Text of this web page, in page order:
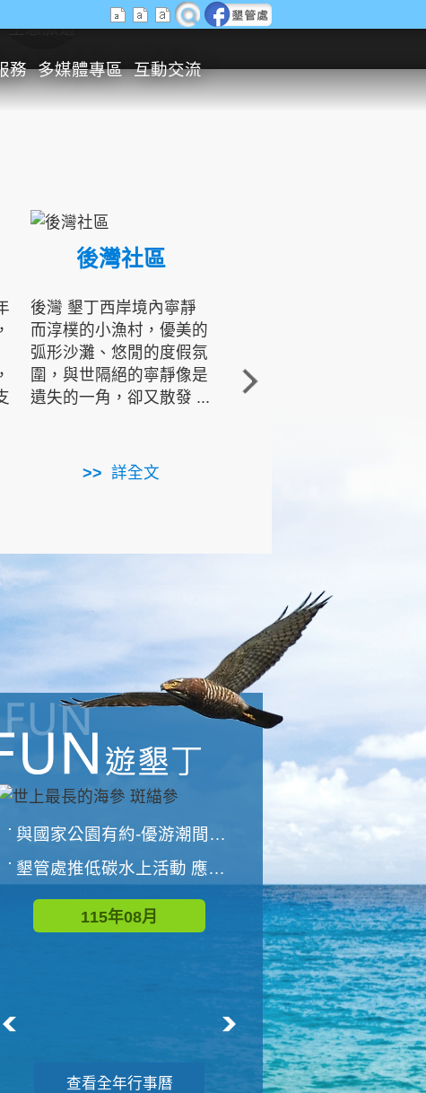
務 多媒體專區 互動交流
生態旅遊
後灣社區
後灣 墾丁西岸境內寧靜
而淳樸的小漁村，優美的
弧形沙灘、悠閒的度假氛
圍，與世隔絕的寧靜像是
遺失的一角，卻又散發 ...
詳全文
角的端點，冬季海浪拍打
著礁岸，旺盛的侵蝕作
與國家公園有約-優游潮間探險者
墾管處推低碳水上活動 應屆畢業生限額免費參加
115年08月
世界地球清潔日 墾管處辦理「2026年墾丁國家公園沙灘淨灘活動
115年09月
查看全年行事曆